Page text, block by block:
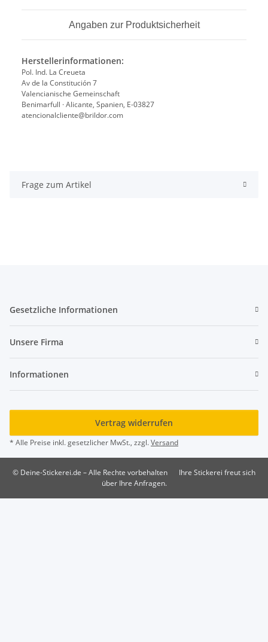
Angaben zur Produktsicherheit
Herstellerinformationen:
Pol. Ind. La Creueta
Av de la Constitución 7
Valencianische Gemeinschaft
Benimarfull · Alicante, Spanien, E-03827
atencionalcliente@brildor.com
Frage zum Artikel
Gesetzliche Informationen
Unsere Firma
Informationen
Vertrag widerrufen
* Alle Preise inkl. gesetzlicher MwSt., zzgl.Versand
© Deine-Stickerei.de – Alle Rechte vorbehalten
Ihre Stickerei freut sich
über Ihre Anfragen.